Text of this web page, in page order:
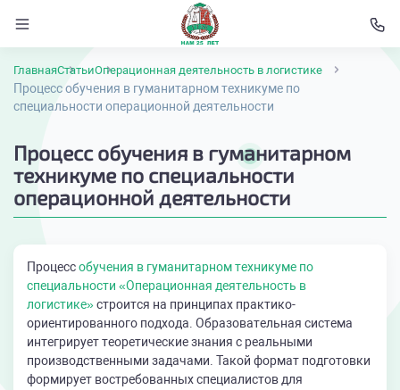
ГлавнаяСтатьиОперационная деятельность в логистике
Процесс обучения в гуманитарном техникуме по
специальности операционной деятельности
Процесс обучения в гуманитарном
техникуме по специальности
операционной деятельности
Процессобучения в гуманитарном техникуме по
специальности «Операционная деятельность в
логистике»строится на принципах практико-
ориентированного подхода. Образовательная система
интегрирует теоретические знания с реальными
производственными задачами. Такой формат подготовки
формирует востребованных специалистов для